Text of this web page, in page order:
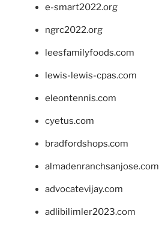
e-smart2022.org
ngrc2022.org
leesfamilyfoods.com
lewis-lewis-cpas.com
eleontennis.com
cyetus.com
bradfordshops.com
almadenranchsanjose.com
advocatevijay.com
adlibilimler2023.com